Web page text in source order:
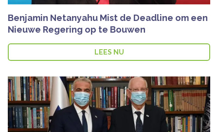
Benjamin Netanyahu Mist de Deadline om een
Nieuwe Regering op te Bouwen
LEES NU